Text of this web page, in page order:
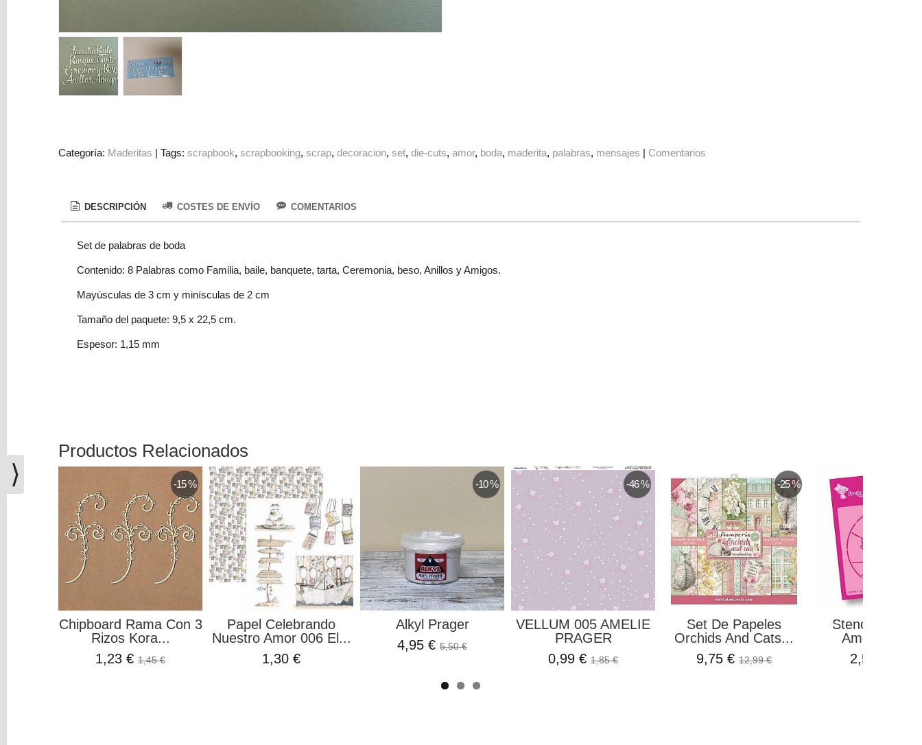
Liquidación
Scrapbooking
Resinas
PERSONALIZADOS
DECORACION
Marcas
carrito
compra
vacío
Redes
Instagram
Categoría: Maderitas |Tags:scrapbook scrapbooking scrap decoracion set die-cuts amor boda maderita palabras mensajes | Comentarios
DESCRIPCIÓN COSTES DE ENVÍO COMENTARIOS
Set de palabras de boda
Contenido: 8 Palabras como Familia, baile, banquete, tarta, Ceremonia, beso, Anillos y Amigos.
Mayúsculas de 3 cm y minísculas de 2 cm
Tamaño del paquete: 9,5 x 22,5 cm.
Espesor: 1,15 mm
Productos Relacionados
-15 %
Chipboard Rama Con 3
Rizos Kora...
1,23 €1,45 €
Papel Celebrando
Nuestro Amor 006 El...
1,30 €
-10 %
Alkyl Prager
4,95 €5,50 €
-46 %
VELLUM 005 AMELIE
PRAGER
0,99 €1,85 €
-25 %
Set De Papeles
Orchids And Cats...
9,75 €12,99 €
Stencil
Amelie
2,50 €
⟩